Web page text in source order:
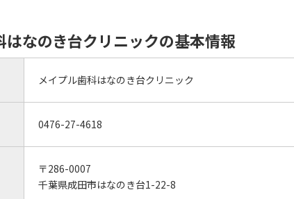
はなのき台クリニックの基本情報
メイプル歯科はなのき台クリニック
0476-27-4618
〒286-0007
千葉県成田市はなのき台1-22-8